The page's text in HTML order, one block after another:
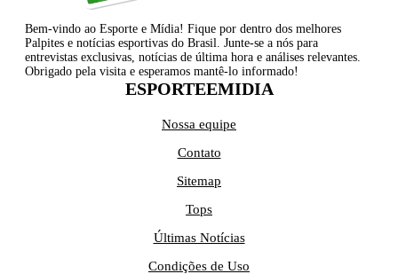
Bem-vindo ao Esporte e Mídia! Fique por dentro dos melhores
Palpites e notícias esportivas do Brasil. Junte-se a nós para
entrevistas exclusivas, notícias de última hora e análises relevantes.
Obrigado pela visita e esperamos mantê-lo informado!
ESPORTEEMIDIA
Nossa equipe
Contato
Sitemap
Tops
Últimas Notícias
Condições de Uso